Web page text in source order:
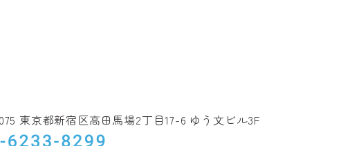
東京都新宿区高田馬場2丁目17-6 ゆう文ビル3F